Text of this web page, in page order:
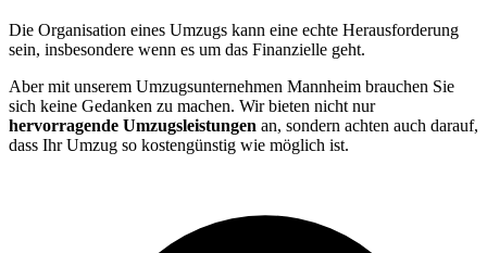
Die Organisation eines Umzugs kann eine echte Herausforderung
sein, insbesondere wenn es um das Finanzielle geht.
Aber mit unserem Umzugsunternehmen Mannheim brauchen Sie
sich keine Gedanken zu machen. Wir bieten nicht nur
hervorragende Umzugsleistungen an, sondern achten auch darauf,
dass Ihr Umzug so kostengünstig wie möglich ist.